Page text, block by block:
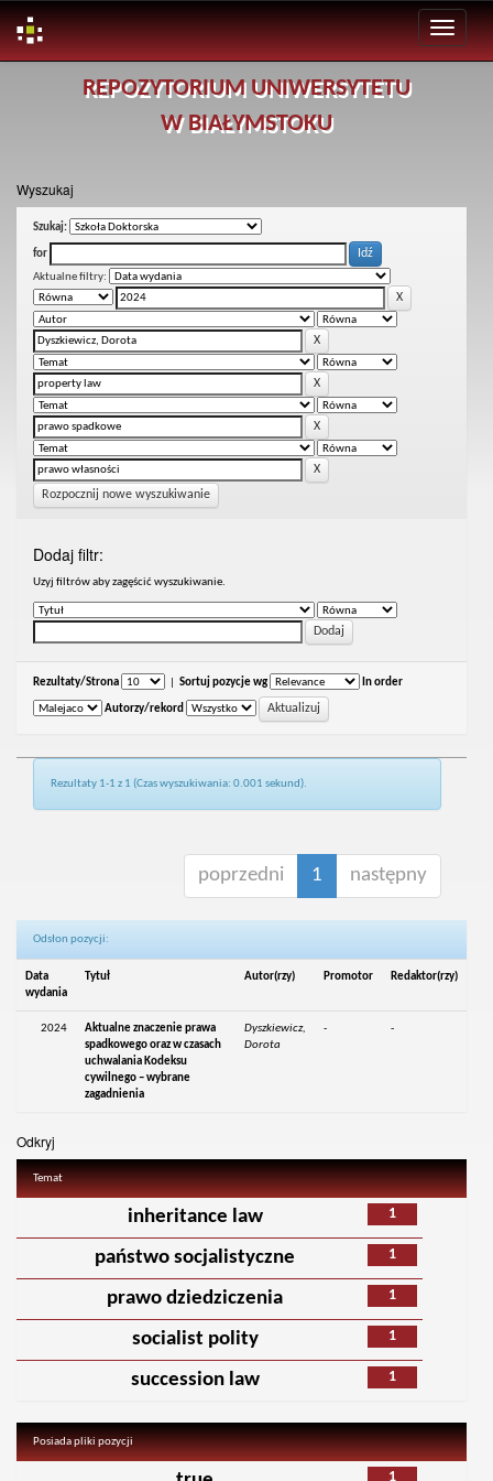
REPOZYTORIUM UNIWERSYTETU
W BIAŁYMSTOKU
Wyszukaj
Szukaj:
for
Aktualne filtry:
Rozpocznij nowe wyszukiwanie
Dodaj filtr:
Uzyj filtrów aby zagęścić wyszukiwanie.
Rezultaty/Strona Sortuj pozycje wg In order
Autorzy/rekord
Rezultaty 1-1 z 1 (Czas wyszukiwania: 0.001 sekund).
poprzedni 1 następny
Odsłon pozycji:
Data
wydania
Tytuł Autor(rzy) Promotor Redaktor(rzy)
2024
Aktualne znaczenie prawa
spadkowego oraz w czasach
uchwalania Kodeksu
cywilnego – wybrane
zagadnienia
Dyszkiewicz,
Dorota
- -
Odkryj
Temat
1
inheritance law
1
państwo socjalistyczne
1
prawo dziedziczenia
1
socialist polity
1
succession law
Posiada pliki pozycji
1